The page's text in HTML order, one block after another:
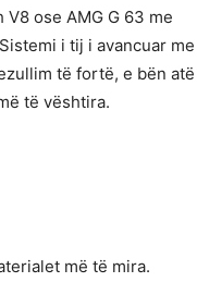
ose AMG G 63 me
i tij i avancuar me
të fortë, e bën atë
të vështira.
më të mira.